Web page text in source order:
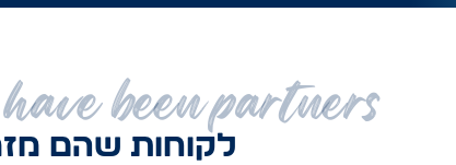
been partners
לקוחות שהם